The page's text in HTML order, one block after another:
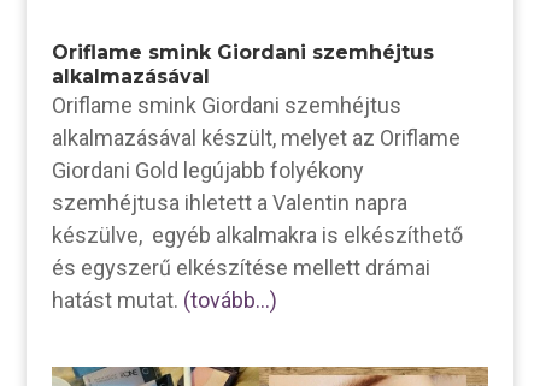
Oriflame smink Giordani szemhéjtus
alkalmazásával
Oriflame smink Giordani szemhéjtus
alkalmazásával készült, melyet az Oriflame
Giordani Gold legújabb folyékony
szemhéjtusa ihletett a Valentin napra
készülve, egyéb alkalmakra is elkészíthető
és egyszerű elkészítése mellett drámai
hatást mutat. (tovább…)